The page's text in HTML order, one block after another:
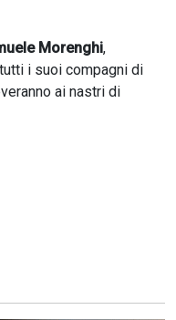
Morenghi,
i suoi compagni di
ai nastri di